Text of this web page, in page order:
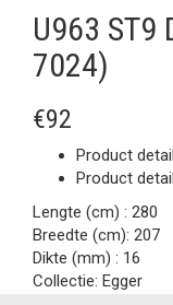
U963 ST9
7024)
€92
Product
Product
Lengte (cm) : 280
Breedte (cm): 207
Dikte (mm) : 16
Collectie: Egger